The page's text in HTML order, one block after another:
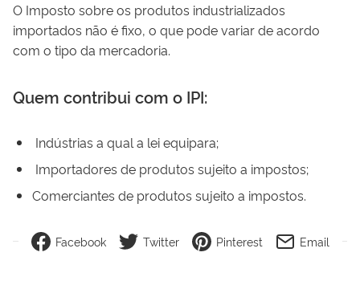
O Imposto sobre os produtos industrializados
importados não é fixo, o que pode variar de acordo
com o tipo da mercadoria.
Quem contribui com o IPI:
Indústrias a qual a lei equipara;
Importadores de produtos sujeito a impostos;
Comerciantes de produtos sujeito a impostos.
Facebook Twitter Pinterest Email